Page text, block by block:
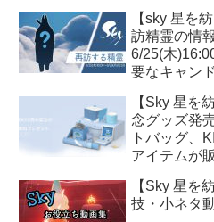
【sky 星を
訪精霊の情
6/25(木
要なキャン
【Sky 星を
念グッズ発
トバッグ、
アイテムが
【Sky 星を
技・小ネタ